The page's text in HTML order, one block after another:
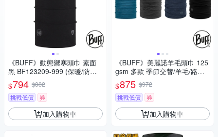
《BUFF》動態禦寒頭巾 素面
黑 BF123209-999 (保暖/防曬/
單車/秋冬/寒流)
$794 $882
挑戰低價
券
加入購物車
《BUFF》美麗諾羊毛頭巾 125
gsm 多款 季節交替/羊毛/路跑/
健行/單車/爬山
$875 $972
挑戰低價
券
加入購物車